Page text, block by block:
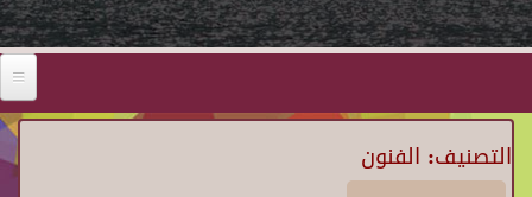
التصنيف: الفنون